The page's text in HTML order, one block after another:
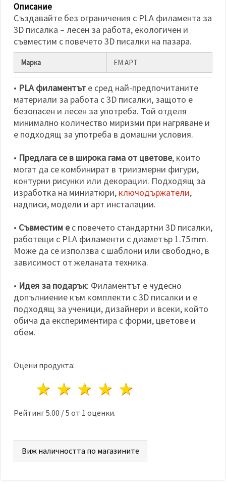
Описание
Създавайте без ограничения с PLA филамента за
3D писалка – лесен за работа, екологичен и
съвместим с повечето 3D писалки на пазара.
Марка ЕМ АРТ
• PLA филаментът е сред най-предпочитаните
материали за работа с 3D писалки, защото е
безопасен и лесен за употреба. Той отделя
минимално количество миризми при нагряване и
е подходящ за употреба в домашни условия.
• Предлага се в широка гама от цветове, които
могат да се комбинират в триизмерни фигури,
контурни рисунки или декорации. Подходящ за
изработка на миниатюри, ключодържатели,
надписи, модели и арт инсталации.
• Съвместим ес повечето стандартни 3D писалки,
работещи с PLA филаменти с диаметър 1.75 mm.
Може да се използва с шаблони или свободно, в
зависимост от желаната техника.
• Идея за подарък: Филаментът е чудесно
допълниение към комплекти с 3D писалки и е
подходящ за ученици, дизайнери и всеки, който
обича да експериментира с форми, цветове и
обем.
Оцени продукта:
4 звезди
3 звезди
2 звезди
1 звезда
Рейтинг5.00 /5 от 1 оценки.
Виж наличността по магазините